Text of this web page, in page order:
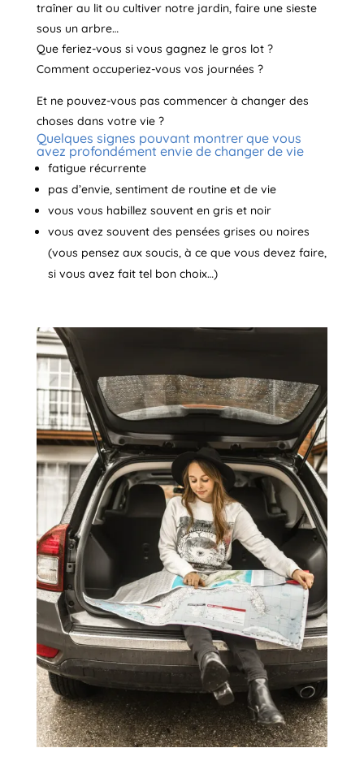
traîner au lit ou cultiver notre jardin, faire une sieste
sous un arbre…
Que feriez-vous si vous gagnez le gros lot ?
Comment occuperiez-vous vos journées ?
Et ne pouvez-vous pas commencer à changer des
choses dans votre vie ?
Quelques signes pouvant montrer que vous
avez profondément envie de changer de vie
fatigue récurrente
pas d’envie, sentiment de routine et de vie
vous vous habillez souvent en gris et noir
vous avez souvent des pensées grises ou noires
(vous pensez aux soucis, à ce que vous devez faire,
si vous avez fait tel bon choix…)